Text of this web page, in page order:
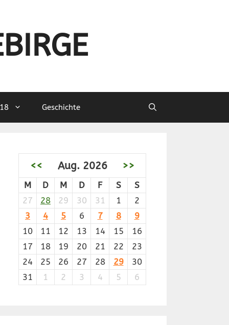
Geschichte
<< Aug. 2026 >>
M D M D F S
S
27
28 29 30 31 1
2
3
4 5 6 7 8
9
10
11 12 13 14 15
16
17
18 19 20 21 22
23
24
25 26 27 28 29
30
31
1 2 3 4 5 6